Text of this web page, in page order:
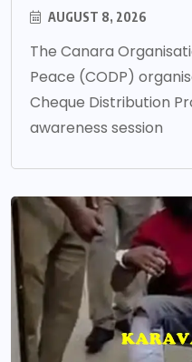
AUGUST 8, 2026
The Canara
Peace (CODP)
Cheque Distribution
awareness session